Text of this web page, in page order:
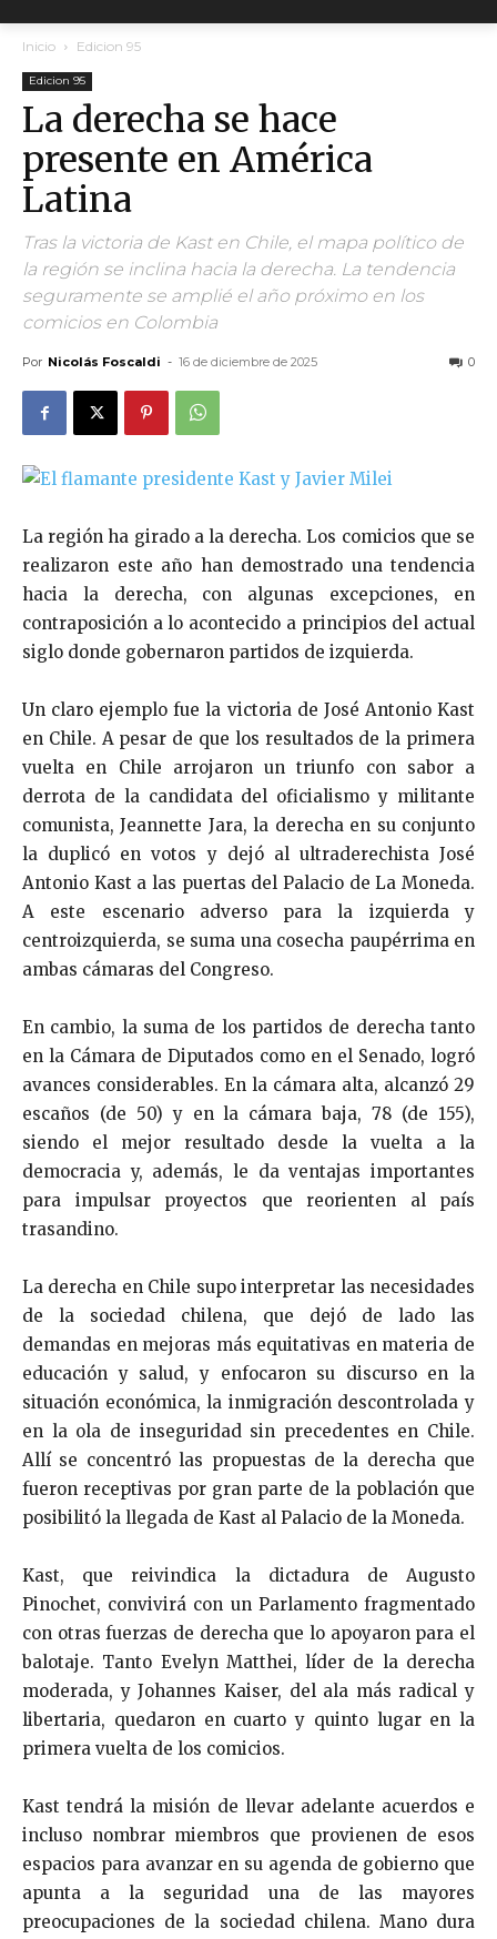
Inicio Edicion 95
Edicion 95
La derecha se hace
presente en América
Latina
Tras la victoria de Kast en Chile, el mapa político de
la región se inclina hacia la derecha. La tendencia
seguramente se amplié el año próximo en los
comicios en Colombia
Por Nicolás Foscaldi - 16 de diciembre de 2025 0
La región ha girado a la derecha. Los comicios que se
realizaron este año han demostrado una tendencia
hacia la derecha, con algunas excepciones, en
contraposición a lo acontecido a principios del actual
siglo donde gobernaron partidos de izquierda.
Un claro ejemplo fue la victoria de José Antonio Kast
en Chile. A pesar de que los resultados de la primera
vuelta en Chile arrojaron un triunfo con sabor a
derrota de la candidata del oficialismo y militante
comunista, Jeannette Jara, la derecha en su conjunto
la duplicó en votos y dejó al ultraderechista José
Antonio Kast a las puertas del Palacio de La Moneda.
A este escenario adverso para la izquierda y
centroizquierda, se suma una cosecha paupérrima en
ambas cámaras del Congreso.
En cambio, la suma de los partidos de derecha tanto
en la Cámara de Diputados como en el Senado, logró
avances considerables. En la cámara alta, alcanzó 29
escaños (de 50) y en la cámara baja, 78 (de 155),
siendo el mejor resultado desde la vuelta a la
democracia y, además, le da ventajas importantes
para impulsar proyectos que reorienten al país
trasandino.
La derecha en Chile supo interpretar las necesidades
de la sociedad chilena, que dejó de lado las
demandas en mejoras más equitativas en materia de
educación y salud, y enfocaron su discurso en la
situación económica, la inmigración descontrolada y
en la ola de inseguridad sin precedentes en Chile.
Allí se concentró las propuestas de la derecha que
fueron receptivas por gran parte de la población que
posibilitó la llegada de Kast al Palacio de la Moneda.
Kast, que reivindica la dictadura de Augusto
Pinochet, convivirá con un Parlamento fragmentado
con otras fuerzas de derecha que lo apoyaron para el
balotaje. Tanto Evelyn Matthei, líder de la derecha
moderada, y Johannes Kaiser, del ala más radical y
libertaria, quedaron en cuarto y quinto lugar en la
primera vuelta de los comicios.
Kast tendrá la misión de llevar adelante acuerdos e
incluso nombrar miembros que provienen de esos
espacios para avanzar en su agenda de gobierno que
apunta a la seguridad una de las mayores
preocupaciones de la sociedad chilena. Mano dura